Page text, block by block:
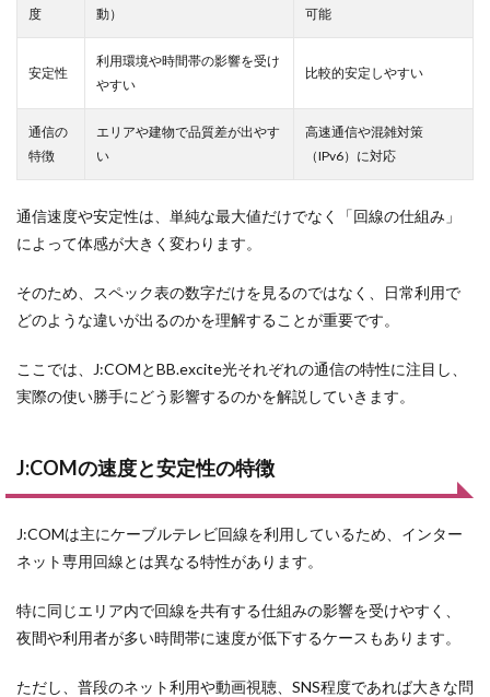
度 動） 可能
安定性
利用環境や時間帯の影響を受け
やすい
比較的安定しやすい
通信の
特徴
エリアや建物で品質差が出やす
い
高速通信や混雑対策
（IPv6）に対応
通信速度や安定性は、単純な最大値だけでなく「回線の仕組み」
によって体感が大きく変わります。
そのため、スペック表の数字だけを見るのではなく、日常利用で
どのような違いが出るのかを理解することが重要です。
ここでは、J:COMとBB.excite光それぞれの通信の特性に注目し、
実際の使い勝手にどう影響するのかを解説していきます。
J:COMの速度と安定性の特徴
J:COMは主にケーブルテレビ回線を利用しているため、インター
ネット専用回線とは異なる特性があります。
特に同じエリア内で回線を共有する仕組みの影響を受けやすく、
夜間や利用者が多い時間帯に速度が低下するケースもあります。
ただし、普段のネット利用や動画視聴、SNS程度であれば大きな問